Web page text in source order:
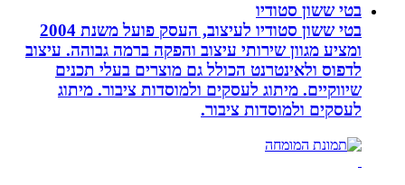
בטי ששון סטודיו
בטי ששון סטודיו לעיצוב, העסק פועל משנת 2004
ומציע מגוון שירותי עיצוב והפקה ברמה גבוהה. עיצוב
לדפוס ולאינטרנט הכולל גם מוצרים בעלי תכנים
שיווקיים. מיתוג לעסקים ולמוסדות ציבור. מיתוג
לעסקים ולמוסדות ציבור.